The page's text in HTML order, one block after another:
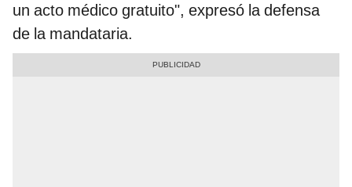
un acto médico gratuito", expresó la defensa
de la mandataria.